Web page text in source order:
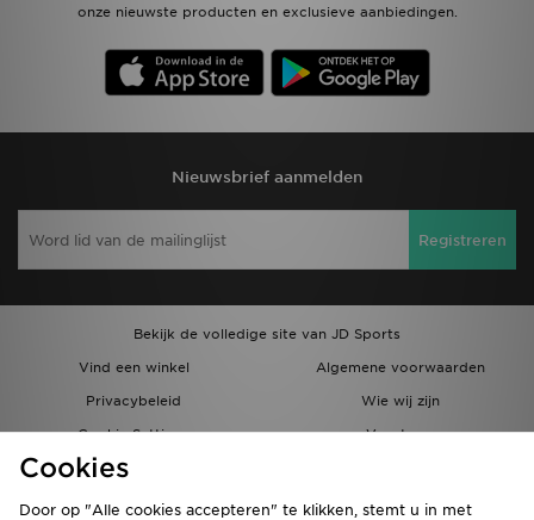
onze nieuwste producten en exclusieve aanbiedingen.
Nieuwsbrief aanmelden
Registreren
Bekijk de volledige site van JD Sports
Vind een winkel
Algemene voorwaarden
Privacybeleid
Wie wij zijn
Cookie Settings
Vacatures
Bestellingen en Levering
Cookies
Door op "Alle cookies accepteren" te klikken, stemt u in met